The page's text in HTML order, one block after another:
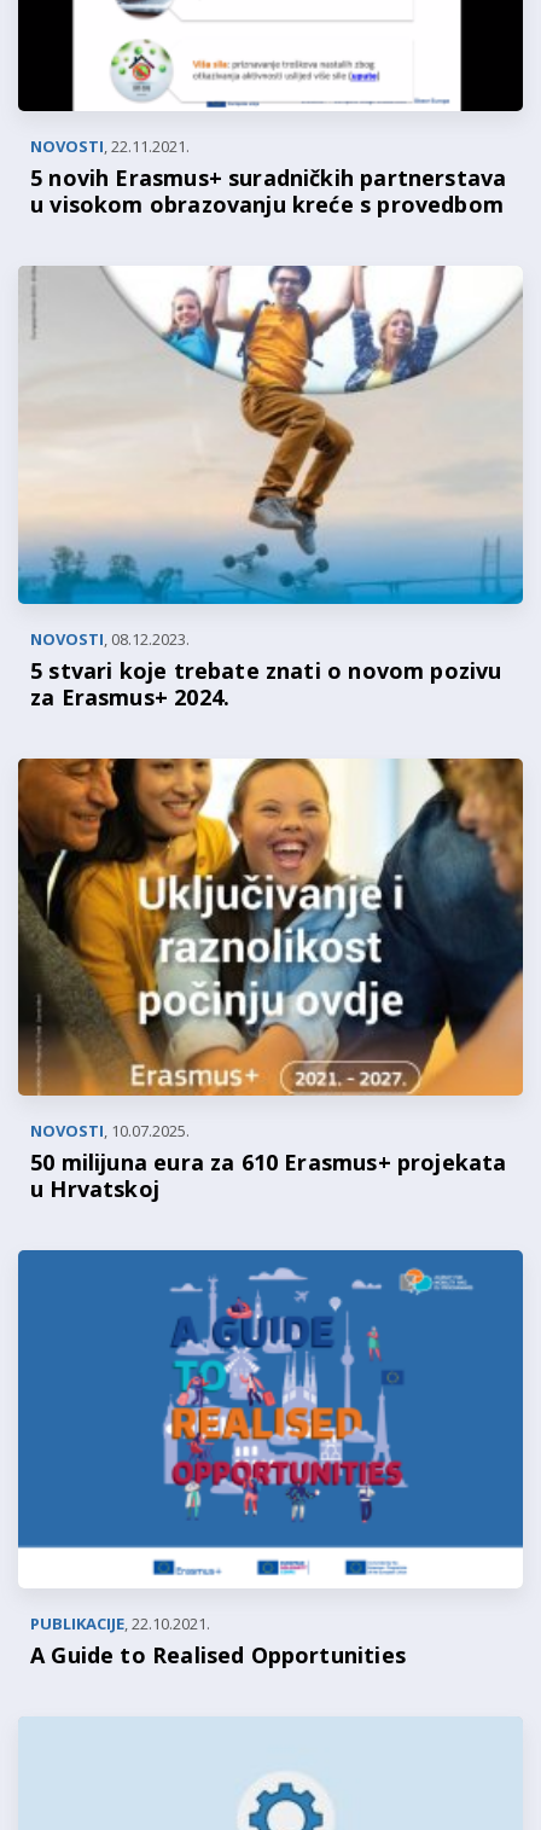
NOVOSTI,22.11.2021.
5 novih Erasmus+ suradničkih partnerstava
u visokom obrazovanju kreće s provedbom
NOVOSTI, 08.12.2023.
5 stvari koje trebate znati o novom pozivu
za Erasmus+ 2024.
NOVOSTI, 10.07.2025.
50 milijuna eura za 610 Erasmus+ projekata
u Hrvatskoj
PUBLIKACIJE,22.10.2021.
A Guide to Realised Opportunities